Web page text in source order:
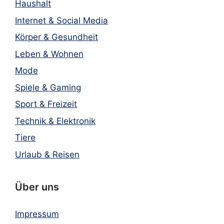
Haushalt
Internet & Social Media
Körper & Gesundheit
Leben & Wohnen
Mode
Spiele & Gaming
Sport & Freizeit
Technik & Elektronik
Tiere
Urlaub & Reisen
Über uns
Impressum